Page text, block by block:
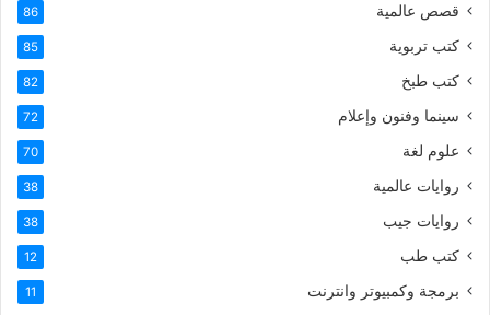
قصص عالمية 86
كتب تربوية 85
كتب طبخ 82
سينما وفنون وإعلام 72
علوم لغة 70
روايات عالمية 38
روايات جيب 38
كتب طب 12
برمجة وكمبيوتر وانترنت 11